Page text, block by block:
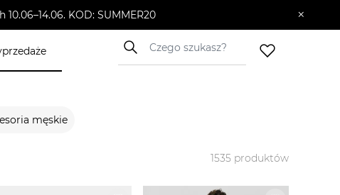
KOD: SUMMER20 ×
męskie
1535 produktów